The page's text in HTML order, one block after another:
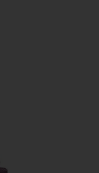
SLEEP